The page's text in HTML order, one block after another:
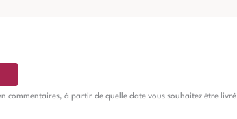
à partir de quelle date vous souhaitez être